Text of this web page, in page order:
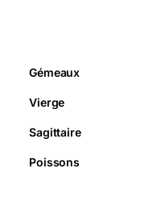
Gémeaux
Vierge
Sagittaire
Poissons